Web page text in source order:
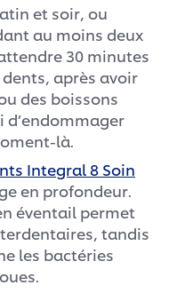
et soir, ou
au moins deux
30 minutes
après avoir
des boissons
d’endommager
là.
Integral 8 Soin
en profondeur.
éventail permet
tandis
les bactéries